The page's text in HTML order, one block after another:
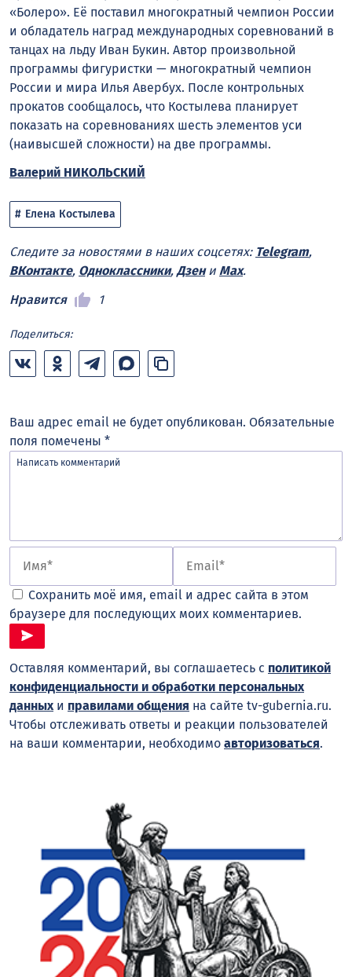
«Болеро». Её поставил многократный чемпион России
и обладатель наград международных соревнований в
танцах на льду Иван Букин. Автор произвольной
программы фигуристки — многократный чемпион
России и мира Илья Авербух. После контрольных
прокатов сообщалось, что Костылева планирует
показать на соревнованиях шесть элементов уси
(наивысшей сложности) на две программы.
Валерий НИКОЛЬСКИЙ
Елена Костылева
Следите за новостями в наших соцсетях: Telegram,
ВКонтакте, Одноклассники, Дзени Max.
Нравится
1
Поделиться:
Ваш адрес email не будет опубликован. Обязательные
поля помечены *
Сохранить моё имя, email и адрес сайта в этом
браузере для последующих моих комментариев.
Оставляя комментарий, вы соглашаетесь с политикой
конфиденциальности и обработки персональных
данных и правилами общения на сайте tv-gubernia.ru.
Чтобы отслеживать ответы и реакции пользователей
на ваши комментарии, необходимо авторизоваться.